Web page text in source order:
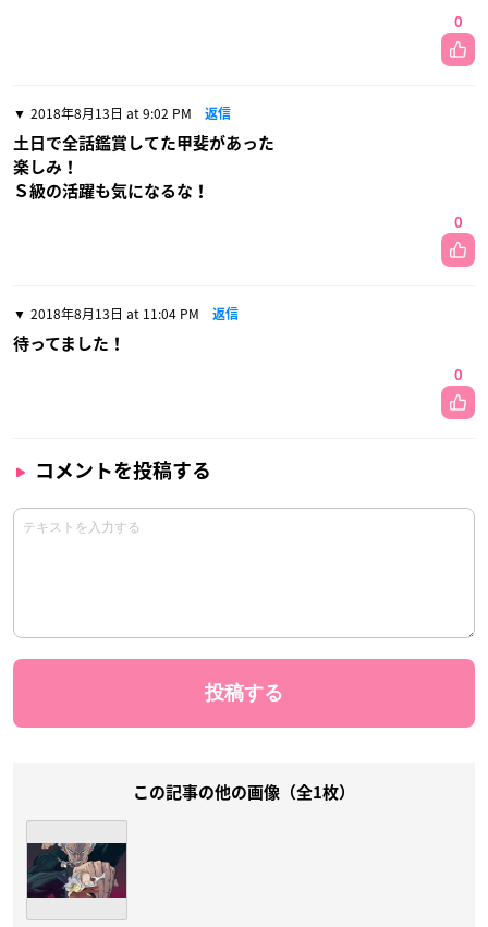
0
2018年8月13日 at 9:02 PM 返信
土日で全話鑑賞してた甲斐があった
楽しみ！
Ｓ級の活躍も気になるな！
0
2018年8月13日 at 11:04 PM 返信
待ってました！
0
コメントを投稿する
この記事の他の画像（全1枚）